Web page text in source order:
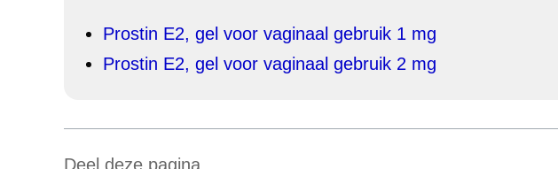
Prostin E2, gel voor vaginaal gebruik 1 mg
Prostin E2, gel voor vaginaal gebruik 2 mg
Deel deze pagina